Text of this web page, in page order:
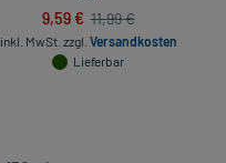
9,59 € 11,99 €
inkl. MwSt. zzgl. Versandkosten
Lieferbar